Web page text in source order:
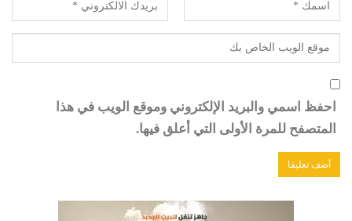
احفظ اسمي والبريد الإلكتروني وموقع الويب في هذا
المتصفح للمرة الأولى التي أعلق فيها.